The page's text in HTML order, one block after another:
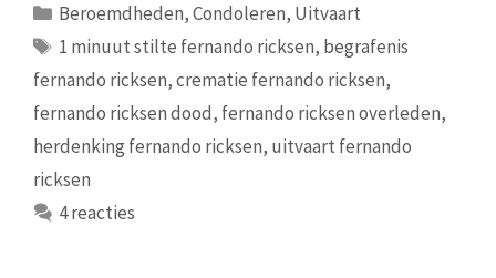
Categorieën
Beroemdheden,Condoleren, Uitvaart
Tags
1 minuut stilte fernando ricksen, begrafenis
fernando ricksen,crematie fernando ricksen,
fernando ricksen dood, fernando ricksen overleden,
herdenking fernando ricksen, uitvaart fernando
ricksen
4 reacties